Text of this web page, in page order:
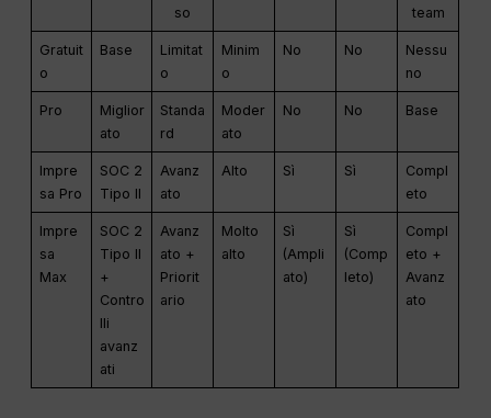
so
team
Gratuit
o
Base
Limitat
o
Minim
o
No No
Nessu
no
Pro
Miglior
ato
Standa
rd
Moder
ato
No No Base
Impre
sa Pro
SOC 2
Tipo II
Avanz
ato
Alto Sì Sì
Compl
eto
Impre
sa
Max
SOC 2
Tipo II
+
Contro
lli
avanz
ati
Avanz
ato +
Priorit
ario
Molto
alto
Sì
(Ampli
ato)
Sì
(Comp
leto)
Compl
eto +
Avanz
ato